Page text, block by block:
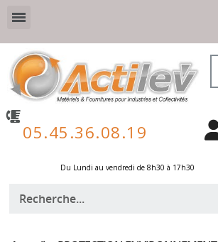
05.45.36.08.19
Du Lundi au vendredi de 8h30 à 17h30 ​